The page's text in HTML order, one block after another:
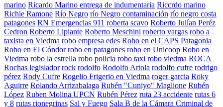
marino Ricardo Marino entrega de indumentaria Riccrdo marino
Richie Ramone Río Negro río Negro contaminación río negro costa
patagones RN Emergencias 911 roberta scavo Roberto Julían Peréz
Cedron Roberto Lipiante Roberto Meschini roberto vargas robo a
taxista en Viedma robo empresa edes Robo en el CAPS Patagonia
Robo en El Cóndor robo en patagones robo en Unicoop Robo en
Viedma robo la estrella robo policia robo taxi robo viedma ROCA
Rochas legislador rock rodolfo Rodolfo Artola rodolfo cufre rodrigo
pérez Rody Cufre Rogelio Frigerio en Viedma roger garcia Roky
Aguirre Rolando Arrizabalaga Rubén "Cuniyo" Maglione Rubén
López Ruben Molina UPCN Rubén Pérez ruta 23 accidente rutas 6
y 8 rutas rionegrinas Sal y Fuego Sala B de la Cámara Criminal de